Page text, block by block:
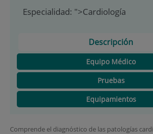
Especialidad: ">Cardiología
Descripción
Equipo Médico
Pruebas
Equipamientos
Comprende el diagnóstico de las patologías